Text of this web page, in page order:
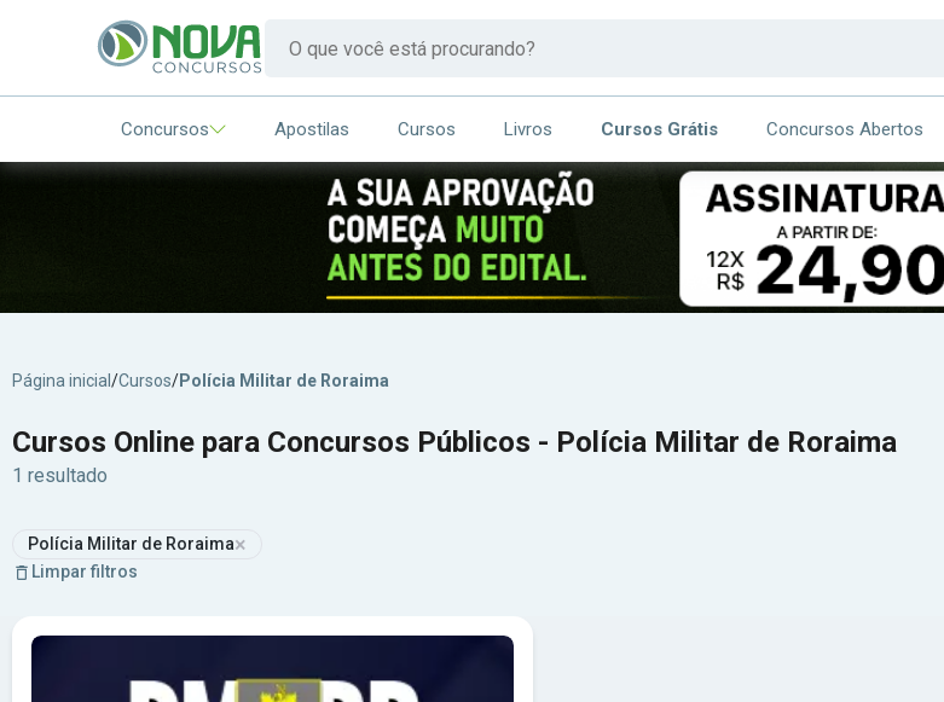
Concursos Apostilas Cursos Livros Cursos Grátis Concursos Abertos
Página inicial /Cursos/Polícia Militar de Roraima
Cursos Online para Concursos Públicos - Polícia Militar de Roraima
1 resultado
Polícia Militar de Roraima×
Limpar filtros